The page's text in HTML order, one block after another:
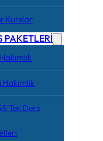
Kurslar
PAKETLERİ
Hakimlik
Tek Ders